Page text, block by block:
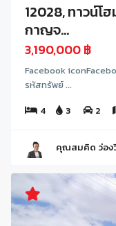
12028, ทาวน์โ
กาญจ...
3,190,000 ฿
Facebook
รหัสทรัพย์ ...
4
3 2
คุณสมคิด ว่อง